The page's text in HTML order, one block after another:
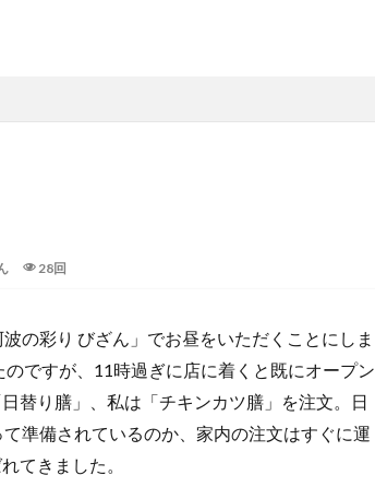
28回
の彩り びざん」でお昼をいただくことにしま
ですが、11時過ぎに店に着くと既にオープン
替り膳」、私は「チキンカツ膳」を注文。日
準備されているのか、家内の注文はすぐに運
てきました。